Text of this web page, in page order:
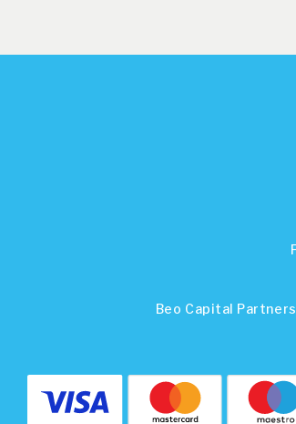
Beo Capital